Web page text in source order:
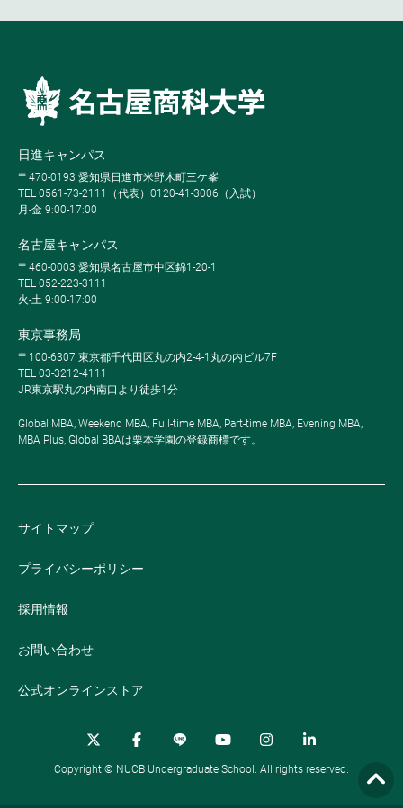
日進キャンパス
〒470-0193 愛知県日進市米野木町三ケ峯
TEL 0561-73-2111（代表）0120-41-3006（入試）
月-金 9:00-17:00
名古屋キャンパス
〒460-0003 愛知県名古屋市中区錦1-20-1
TEL 052-223-3111
火-土 9:00-17:00
東京事務局
〒100-6307 東京都千代田区丸の内2-4-1丸の内ビル7F
TEL 03-3212-4111
JR東京駅丸の内南口より徒歩1分
Global MBA, Weekend MBA, Full-time MBA, Part-time MBA, Evening MBA,
MBA Plus, Global BBAは栗本学園の登録商標です。
サイトマップ
プライバシーポリシー
採用情報
お問い合わせ
公式オンラインストア
Copyright © NUCB Undergraduate School. All rights reserved.